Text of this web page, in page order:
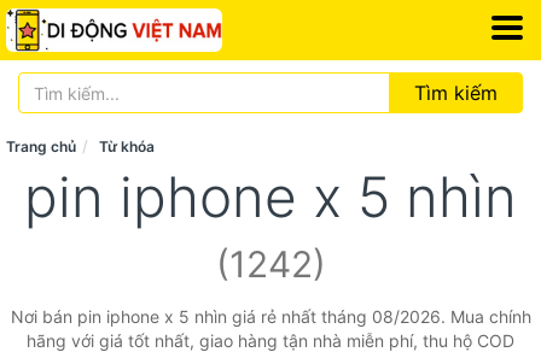
Tìm kiếm
Trang chủ Từ khóa
pin iphone x 5 nhìn
(1242)
Nơi bán pin iphone x 5 nhìn giá rẻ nhất tháng 08/2026. Mua chính
hãng với giá tốt nhất, giao hàng tận nhà miễn phí, thu hộ COD